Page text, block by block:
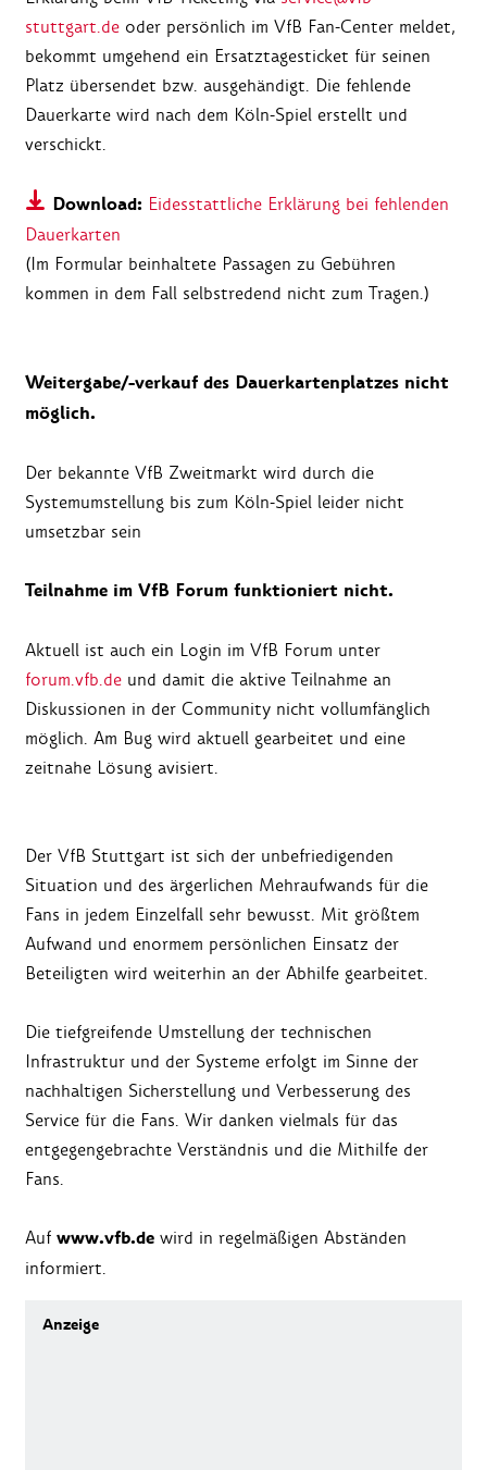
stuttgart.de oder persönlich im VfB Fan-Center meldet,
bekommt umgehend ein Ersatztagesticket für seinen
Platz übersendet bzw. ausgehändigt. Die fehlende
Dauerkarte wird nach dem Köln-Spiel erstellt und
verschickt.
Download: Eidesstattliche Erklärung bei fehlenden
Dauerkarten
(Im Formular beinhaltete Passagen zu Gebühren
kommen in dem Fall selbstredend nicht zum Tragen.)
Weitergabe/-verkauf des Dauerkartenplatzes nicht
möglich.
Der bekannte VfB Zweitmarkt wird durch die
Systemumstellung bis zum Köln-Spiel leider nicht
umsetzbar sein
Teilnahme im VfB Forum funktioniert nicht.
Aktuell ist auch ein Login im VfB Forum unter
forum.vfb.de und damit die aktive Teilnahme an
Diskussionen in der Community nicht vollumfänglich
möglich. Am Bug wird aktuell gearbeitet und eine
zeitnahe Lösung avisiert.
Der VfB Stuttgart ist sich der unbefriedigenden
Situation und des ärgerlichen Mehraufwands für die
Fans in jedem Einzelfall sehr bewusst. Mit größtem
Aufwand und enormem persönlichen Einsatz der
Beteiligten wird weiterhin an der Abhilfe gearbeitet.
Die tiefgreifende Umstellung der technischen
Infrastruktur und der Systeme erfolgt im Sinne der
nachhaltigen Sicherstellung und Verbesserung des
Service für die Fans. Wir danken vielmals für das
entgegengebrachte Verständnis und die Mithilfe der
Fans.
Auf www.vfb.de wird in regelmäßigen Abständen
informiert.